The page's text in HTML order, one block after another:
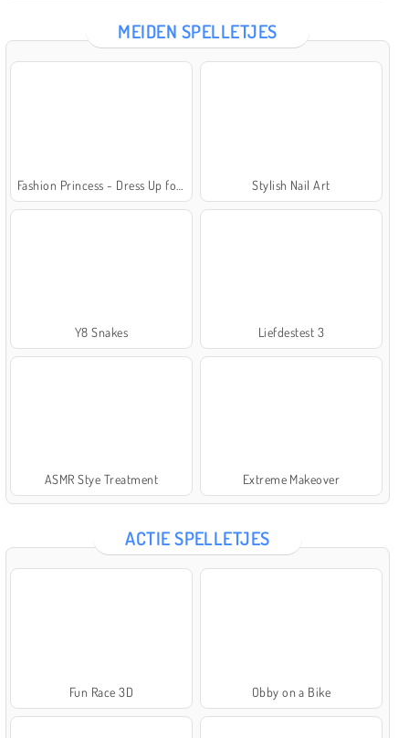
MEIDEN SPELLETJES
Stylish Nail Art
Y8 Snakes Liefdestest 3
ASMR Stye Treatment Extreme Makeover
ACTIE SPELLETJES
Fun Race 3D Obby on a Bike